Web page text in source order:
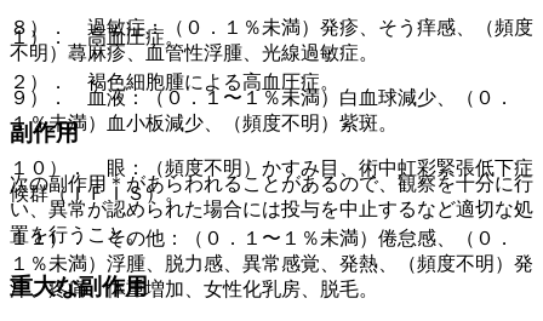
８）． 過敏症：（０．１％未満）発疹、そう痒感、（頻度
不明）蕁麻疹、血管性浮腫、光線過敏症。
９）． 血液：（０．１〜１％未満）白血球減少、（０．
１％未満）血小板減少、（頻度不明）紫斑。
１０）． 眼：（頻度不明）かすみ目、術中虹彩緊張低下症
候群（ＩＦＩＳ）。
１１）． その他：（０．１〜１％未満）倦怠感、（０．
１％未満）浮腫、脱力感、異常感覚、発熱、（頻度不明）発
汗、疼痛、体重増加、女性化乳房、脱毛。
１）． 高血圧症。
２）． 褐色細胞腫による高血圧症。
副作用
次の副作用＊があらわれることがあるので、観察を十分に行
い、異常が認められた場合には投与を中止するなど適切な処
置を行うこと。
重大な副作用